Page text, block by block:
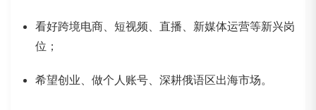
看好跨境电商、短视频、直播、新媒体运营等新兴岗
位；
希望创业、做个人账号、深耕俄语区出海市场。